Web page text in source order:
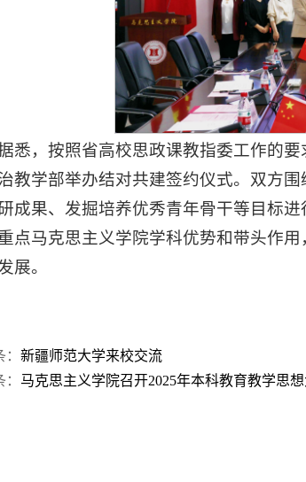
悉，按照省高校思政课教指委工作的
教学部举办结对共建签约仪式。双方
成果、发掘培养优秀青年骨干等目标
点马克思主义学院学科优势和带头作
展。
：新疆师范大学来校交流
马克思主义学院召开2025年本科教育教学思